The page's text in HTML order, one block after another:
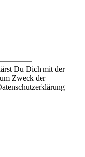
Du Dich mit der
Zweck der